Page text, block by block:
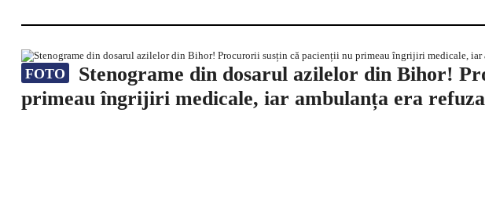
FOTO
Stenograme din dosarul azilelor din Bihor!
primeau îngrijiri medicale, iar ambulanța era